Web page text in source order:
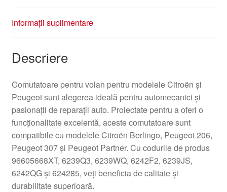
Informații suplimentare
Descriere
Comutatoare pentru volan pentru modelele Citroën și
Peugeot sunt alegerea ideală pentru automecanici și
pasionații de reparații auto. Proiectate pentru a oferi o
funcționalitate excelentă, aceste comutatoare sunt
compatibile cu modelele Citroën Berlingo, Peugeot 206,
Peugeot 307 și Peugeot Partner. Cu codurile de produs
96605668XT, 6239Q3, 6239WQ, 6242F2, 6239JS,
6242QG și 624285, veți beneficia de calitate și
durabilitate superioară.